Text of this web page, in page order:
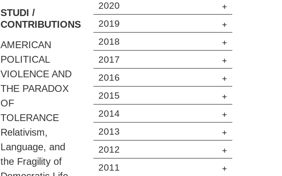
STUDI /
CONTRIBUTIONS
AMERICAN
POLITICAL
VIOLENCE AND
THE PARADOX
OF
TOLERANCE
Relativism,
Language, and
the Fragility of
2020
+
2019
+
2018
+
2017
+
2016
+
2015
+
2014
+
2013
+
2012
+
2011
+